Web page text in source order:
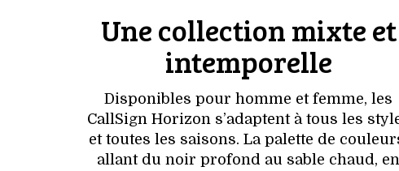
Une collection mixte et
intemporelle
Disponibles pour homme et femme, les
CallSign Horizon s’adaptent à tous les
et toutes les saisons. La palette de
allant du noir profond au sable chaud, en